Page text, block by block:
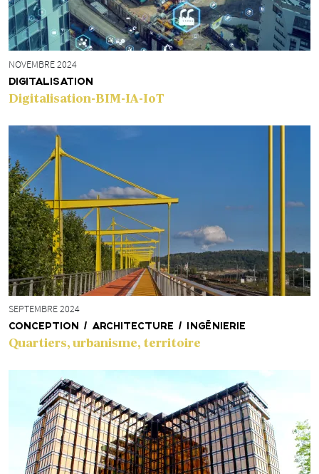
NOVEMBRE 2024
DIGITALISATION
Digitalisation-BIM-IA-IoT
SEPTEMBRE 2024
CONCEPTION / ARCHITECTURE / INGÉNIERIE
Quartiers, urbanisme, territoire